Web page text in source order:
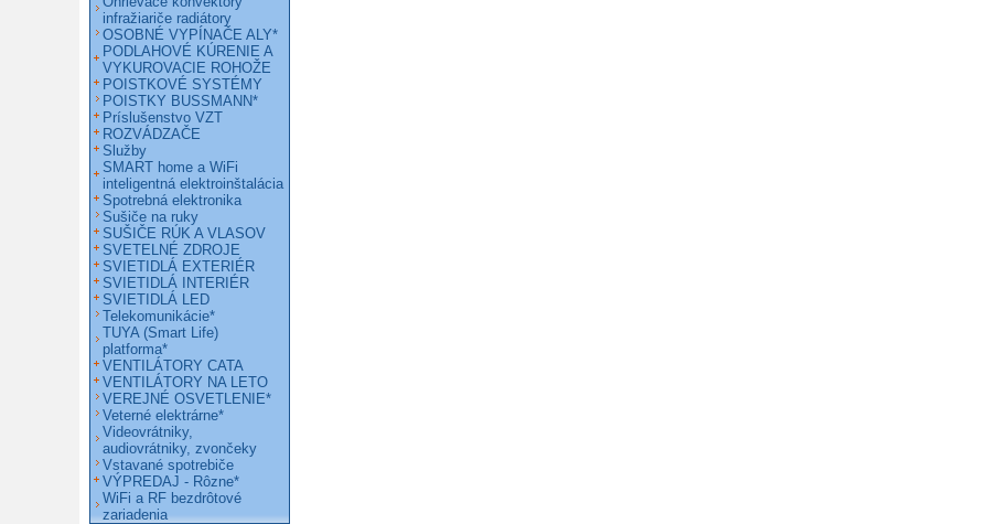
infražiariče radiátory
OSOBNÉ VYPÍNAČE ALY*
PODLAHOVÉ KÚRENIE A
VYKUROVACIE ROHOŽE
POISTKOVÉ SYSTÉMY
POISTKY BUSSMANN*
Príslušenstvo VZT
ROZVÁDZAČE
Služby
SMART home a WiFi
inteligentná elektroinštalácia
Spotrebná elektronika
Sušiče na ruky
SUŠIČE RÚK A VLASOV
SVETELNÉ ZDROJE
SVIETIDLÁ EXTERIÉR
SVIETIDLÁ INTERIÉR
SVIETIDLÁ LED
Telekomunikácie*
TUYA (Smart Life)
platforma*
VENTILÁTORY CATA
VENTILÁTORY NA LETO
VEREJNÉ OSVETLENIE*
Veterné elektrárne*
Videovrátniky,
audiovrátniky, zvončeky
Vstavané spotrebiče
VÝPREDAJ - Rôzne*
WiFi a RF bezdrôtové
zariadenia